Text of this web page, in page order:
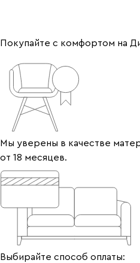
Покупайте с комфортом на
Мы уверены в качестве
от 18 месяцев.
Выбирайте способ оплаты: